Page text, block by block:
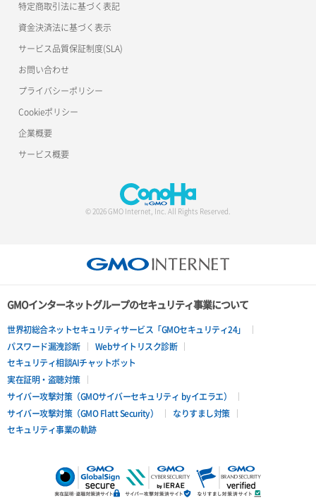
特定商取引法に基づく表記
資金決済法に基づく表示
サービス品質保証制度(SLA)
お問い合わせ
プライバシーポリシー
Cookieポリシー
企業概要
サービス概要
© 2026 GMO Internet, Inc. All Rights Reserved.
GMOインターネットグループのセキュリティ事業について
世界初総合ネットセキュリティサービス「GMOセキュリティ24」
パスワード漏洩診断
Webサイトリスク診断
セキュリティ相談AIチャットボット
実在証明・盗聴対策
サイバー攻撃対策（GMOサイバーセキュリティ byイエラエ）
サイバー攻撃対策（GMO Flatt Security）
なりすまし対策
セキュリティ事業の軌跡